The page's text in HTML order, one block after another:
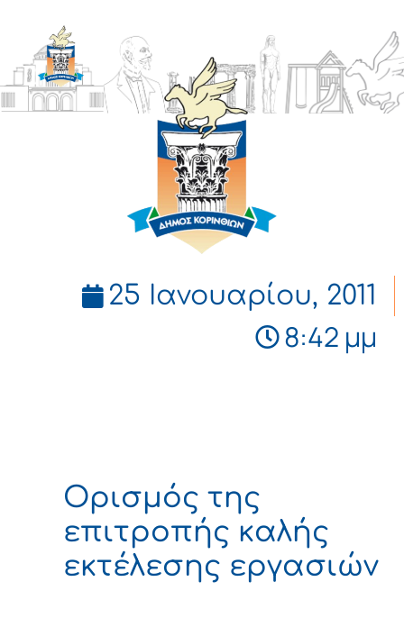
ΔΗΜΟΣ
ΚΟΡΙΝΘΙΩΝ
25 Ιανουαρίου, 2011
8:42 μμ
Ορισμός της
επιτροπής καλής
εκτέλεσης εργασιών